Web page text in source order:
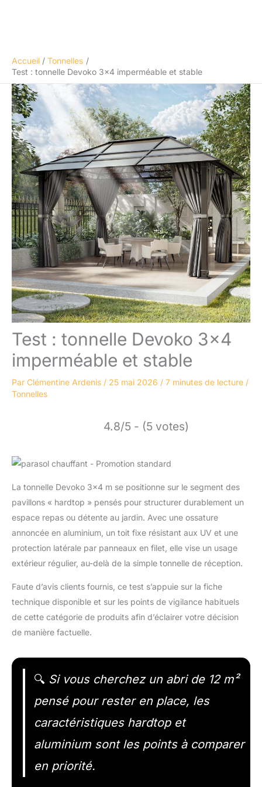
Accueil
Tonnelles
Test : tonnelle Devoko 3×4 imperméable et stable
Test : tonnelle Devoko 3×4
imperméable et stable
Par Clémentine Ardenis / 25 mai 2026 / 7 minutes de lecture /
Tonnelles
4.8/5 - (5 votes)
La tonnelle Devoko 3×4 m se positionne sur le segment des
pavillons « hardtop » pensés pour structurer durablement un
espace repas ou détente au jardin. Avec une ossature
annoncée en aluminium, un toit fixe résistant aux UV et une
protection latérale par panneaux en filet, elle vise un usage
extérieur régulier, au-delà de la simple tonnelle de réception.
Faute d’avis clients fournis, ce test s’appuie sur la fiche
technique disponible et sur les points de vigilance habituels
de cette catégorie de produits afin d’éclairer votre décision
de manière factuelle.
🔍 Si vous cherchez un abri de 12 m²
pensé pour rester en place, les
caractéristiques hardtop et
aluminium sont les points à comparer
en priorité.